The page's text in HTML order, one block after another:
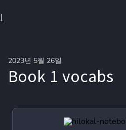
2023년 5월 26일
Book 1 vocabs